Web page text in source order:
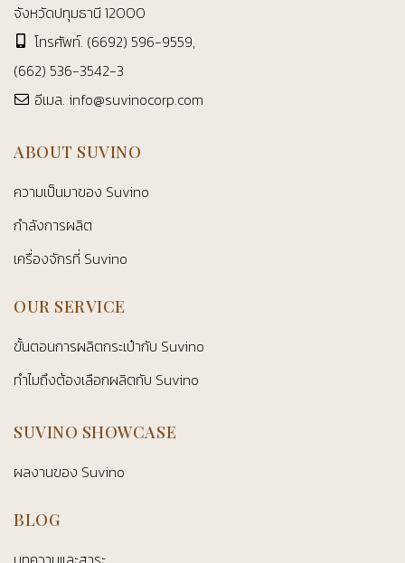
จังหวัดปทุมธานี 12000
โทรศัพท์. (6692) 596-9559,
(662) 536-3542-3
อีเมล. info@suvinocorp.com
ABOUT SUVINO
ความเป็นมาของ Suvino
กำลังการผลิต
เครื่องจักรที่ Suvino
OUR SERVICE
ขั้นตอนการผลิตกระเป๋ากับ Suvino
ทำไมถึงต้องเลือกผลิตกับ Suvino
SUVINO SHOWCASE
ผลงานของ Suvino
BLOG